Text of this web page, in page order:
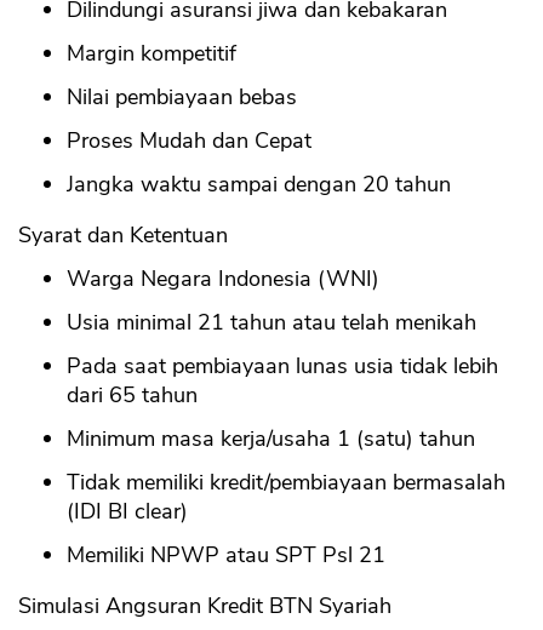
Dilindungi asuransi jiwa dan kebakaran
Margin kompetitif
Nilai pembiayaan bebas
Proses Mudah dan Cepat
Jangka waktu sampai dengan 20 tahun
Syarat dan Ketentuan
Warga Negara Indonesia (WNI)
Usia minimal 21 tahun atau telah menikah
Pada saat pembiayaan lunas usia tidak lebih
dari 65 tahun
Minimum masa kerja/usaha 1 (satu) tahun
Tidak memiliki kredit/pembiayaan bermasalah
(IDI BI clear)
Memiliki NPWP atau SPT Psl 21
Simulasi Angsuran Kredit BTN Syariah